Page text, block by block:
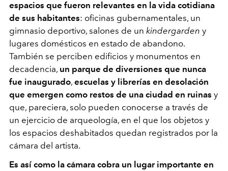
espacios que fueron relevantes en la vida cotidiana
de sus habitantes: oficinas gubernamentales, un
gimnasio deportivo, salones de un kindergarden y
lugares domésticos en estado de abandono.
También se perciben edificios y monumentos en
decadencia, un parque de diversiones que nunca
fue inaugurado, escuelas y librerías en desolación
que emergen como restos de una ciudad en ruinas y
que, pareciera, solo pueden conocerse a través de
un ejercicio de arqueología, en el que los objetos y
los espacios deshabitados quedan registrados por la
cámara del artista.
Es así como la cámara cobra un lugar importante en